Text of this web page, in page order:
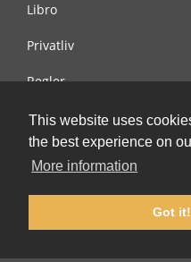
This website uses
the best experience on
More information
Got it!
Libro
Privatliv
Regler
Kontakt os
© 2002-2026